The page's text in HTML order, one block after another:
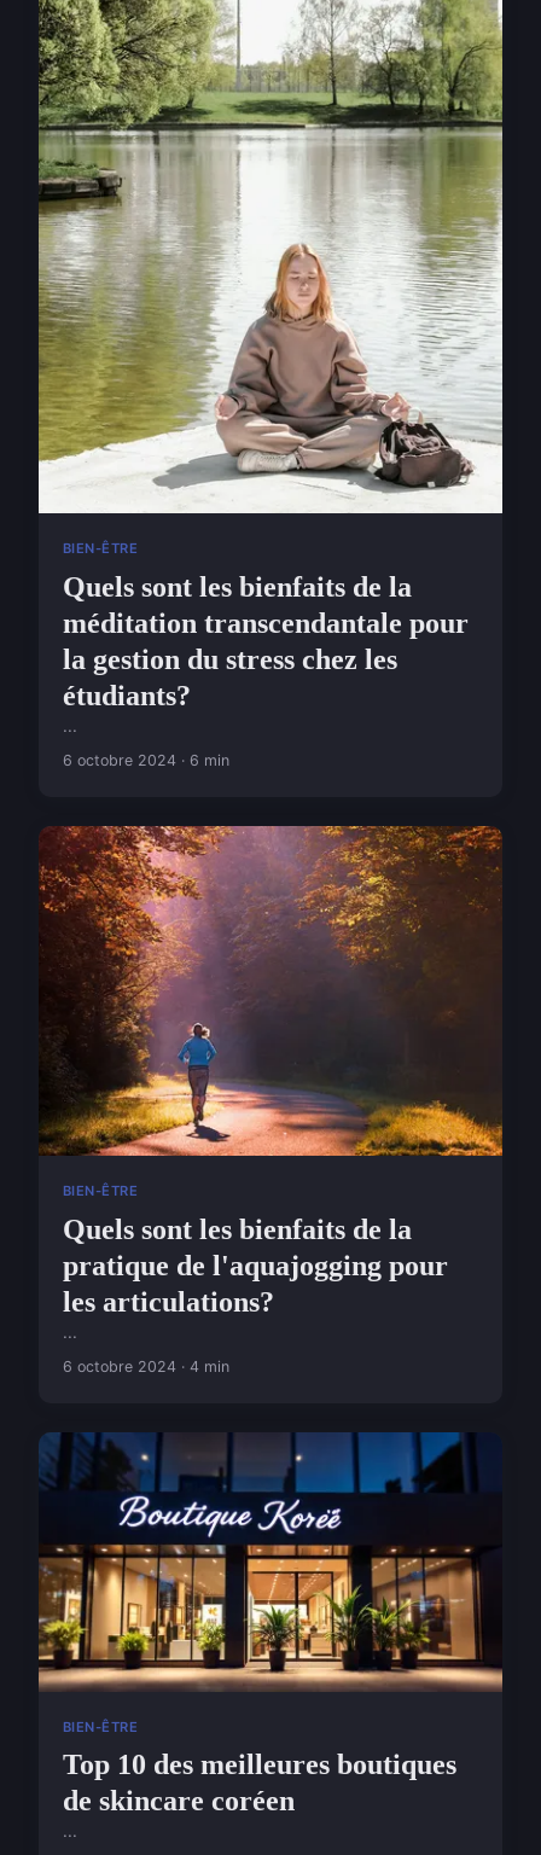
BIEN-ÊTRE
Quels sont les bienfaits de la
méditation transcendantale pour
la gestion du stress chez les
étudiants?
...
6 octobre 2024 · 6 min
BIEN-ÊTRE
Quels sont les bienfaits de la
pratique de l'aquajogging pour
les articulations?
...
6 octobre 2024 · 4 min
BIEN-ÊTRE
Top 10 des meilleures boutiques
de skincare coréen
...